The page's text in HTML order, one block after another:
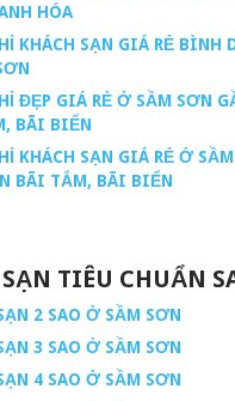
HÓA
KHÁCH SẠN GIÁ RẺ BÌNH
ĐẸP GIÁ RẺ Ở SẦM SƠN
BÃI BIỂN
KHÁCH SẠN GIÁ RẺ Ở SẦM
BÃI TẮM, BÃI BIỂN
TIÊU CHUẨN
2 SAO Ở SẦM SƠN
3 SAO Ở SẦM SƠN
4 SAO Ở SẦM SƠN